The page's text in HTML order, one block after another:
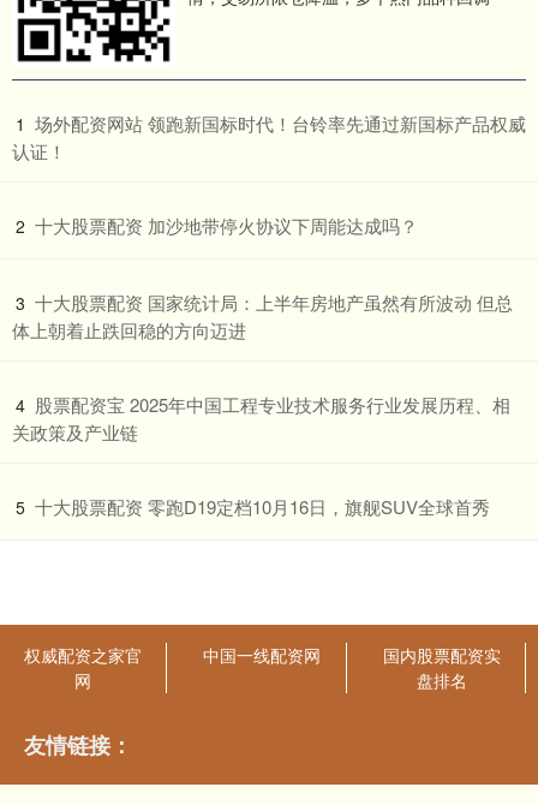
1 ​场外配资网站 领跑新国标时代！台铃率先通过新国标产品权威
认证！
2 ​十大股票配资 加沙地带停火协议下周能达成吗？
3 ​十大股票配资 国家统计局：上半年房地产虽然有所波动 但总
体上朝着止跌回稳的方向迈进
4 ​股票配资宝 2025年中国工程专业技术服务行业发展历程、相
关政策及产业链
5 ​十大股票配资 零跑D19定档10月16日，旗舰SUV全球首秀
权威配资之家官
网
中国一线配资网
国内股票配资实
盘排名
友情链接：